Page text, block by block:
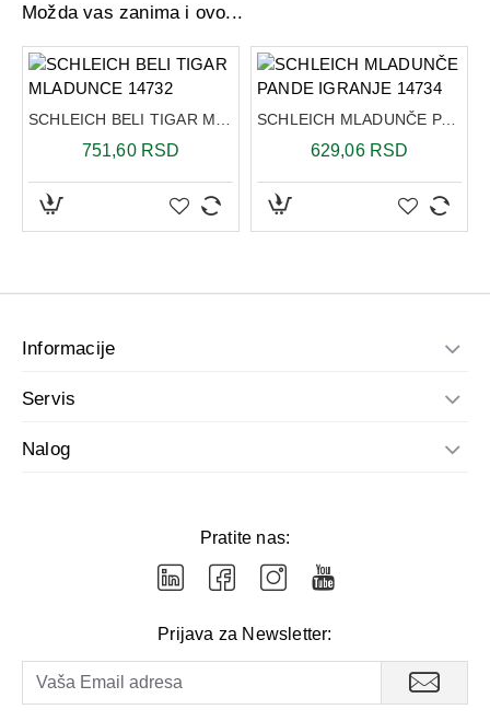
Možda vas zanima i ovo...
751,60 RSD
SCHLEICH MLADUNČE PANDE IGRANJE 14734
629,06 RSD
Informacije
Servis
Nalog
Pratite nas:
Prijava za Newsletter: